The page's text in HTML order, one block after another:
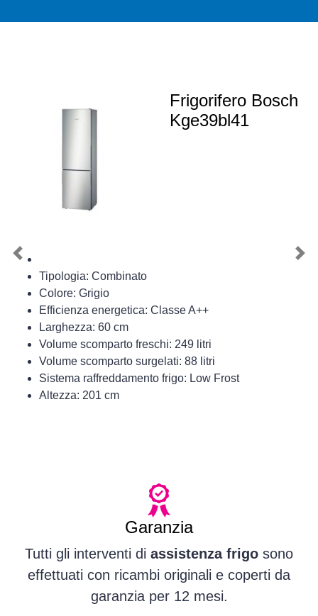
Frigorifero Bosch
Kge39bl41
Tipologia: Combinato
Colore: Grigio
Efficienza energetica: Classe A++
Larghezza: 60 cm
Volume scomparto freschi: 249 litri
Volume scomparto surgelati: 88 litri
Sistema raffreddamento frigo: Low Frost
Altezza: 201 cm
Previous
Garanzia
Tutti gli interventi di assistenza frigo sono
effettuati con ricambi originali e coperti da
garanzia per 12 mesi.